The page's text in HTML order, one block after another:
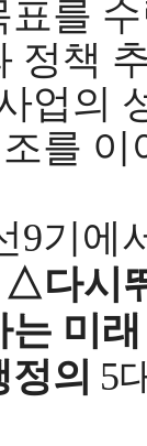
를
정책
업의
를
9기에
△다시
는 미
의 5